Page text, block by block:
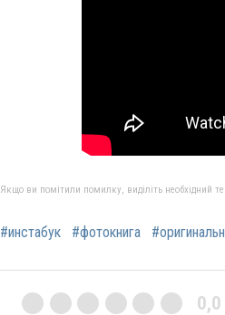
Якщо ви помітили помилку, виділіть необхідний
#инстабук #фотокнига
0,0